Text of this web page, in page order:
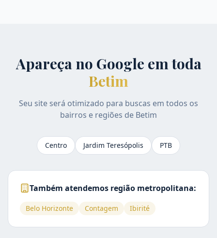
Apareça no Google em toda
Betim
Seu site será otimizado para buscas em todos os
bairros e regiões de Betim
Centro Jardim Teresópolis PTB
Também atendemos região metropolitana:
Belo Horizonte Contagem Ibirité